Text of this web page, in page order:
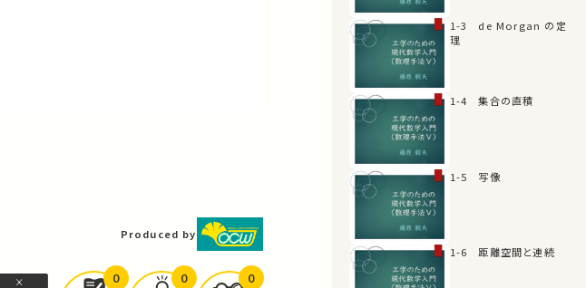
Produced by
0 0 0
1-3 de Morgan の定
理
1-4 集合の直積
1-5 写像
1-6 距離空間と連続